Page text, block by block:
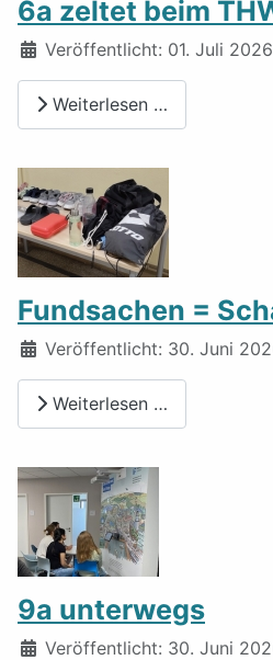
6a zeltet beim
Details
Veröffentlicht: 01. Juli 2026
Weiterlesen …
Fundsachen =
Details
Veröffentlicht: 30. Juni
Weiterlesen …
9a unterwegs
Details
Veröffentlicht: 30. Juni